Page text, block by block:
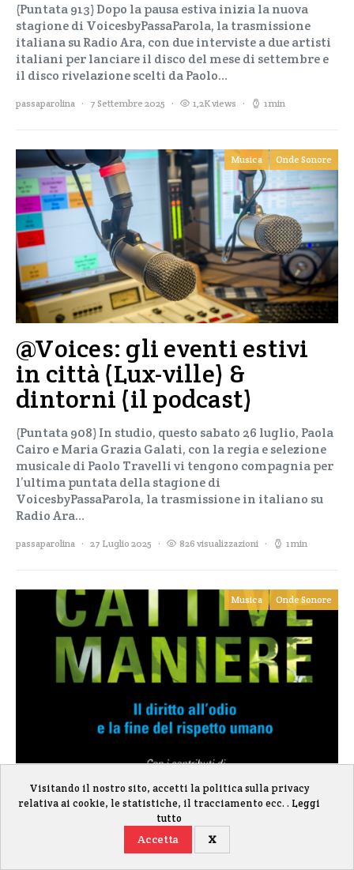
(Puntata 913) Dopo la pausa estiva inizia la nuova
stagione di VoicesbyPassaParola, la trasmissione
italiana su Radio Ara, con due interviste a due artisti
italiani per lanciare il disco del mese di settembre e
il disco rivelazione scelti da Paolo…
passaparolina 7 Settembre 2025 1,2K views 1 min
Musica Onde Sonore
@Voices: gli eventi estivi
in città (Lux-ville) &
dintorni (il podcast)
(Puntata 908) In studio, questo sabato 26 luglio, Paola
Cairo e Maria Grazia Galati, con la regia e selezione
musicale di Paolo Travelli vi tengono compagnia per
l’ultima puntata della stagione di
VoicesbyPassaParola, la trasmissione in italiano su
Radio Ara…
passaparolina 27 Luglio 2025 826 visualizzazioni 1 min
Musica Onde Sonore
@Voices: “La civiltà delle
cattive maniere”
(Puntata 907) Su Radio Ara intervistiamo Silvio
Visitando il nostro sito, accetti la politica sulla privacy
relativa ai cookie, le statistiche, il tracciamento ecc. . Leggi
tutto
Accetta X